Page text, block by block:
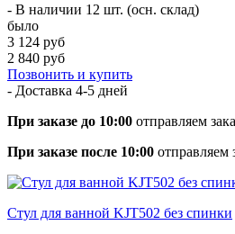
- В наличии 12 шт. (осн. склад)
было
3 124 руб
2 840 руб
Позвонить и купить
- Доставка 4-5 дней
При заказе до 10:00 отправляем
При заказе после 10:00 отправляем
Стул для ванной KJT502 без спинки